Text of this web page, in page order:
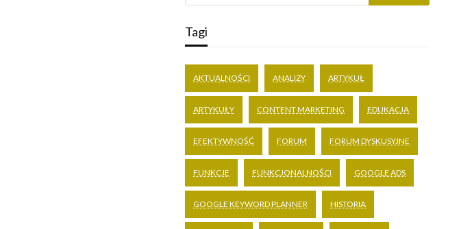
Tagi
AKTUALNOŚCI ANALIZY ARTYKUŁ
ARTYKUŁY CONTENT MARKETING EDUKACJA
EFEKTYWNOŚĆ FORUM FORUM DYSKUSYJNE
FUNKCJE FUNKCJONALNOŚCI GOOGLE ADS
GOOGLE KEYWORD PLANNER HISTORIA